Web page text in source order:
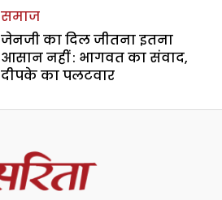
समाज
जेनजी का दिल जीतना इतना
आसान नहीं : भागवत का संवाद,
दीपके का पलटवार